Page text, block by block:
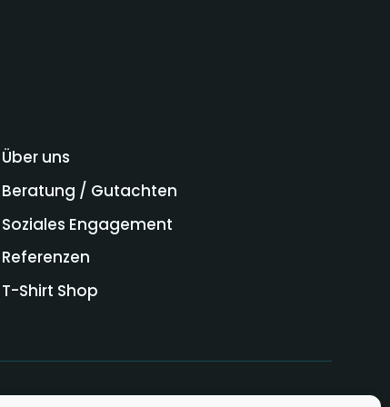
Über uns
Beratung / Gutachten
Soziales Engagement
Referenzen
T-Shirt Shop